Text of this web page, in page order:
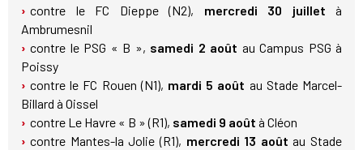
contre le FC Dieppe (N2), mercredi 30 juillet à
Ambrumesnil
contre le PSG « B », samedi 2 août au Campus PSG à
Poissy
contre le FC Rouen (N1), mardi 5 août au Stade Marcel-
Billard à Oissel
contre Le Havre « B » (R1), samedi 9 août à Cléon
contre Mantes-la Jolie (R1), mercredi 13 août au Stade